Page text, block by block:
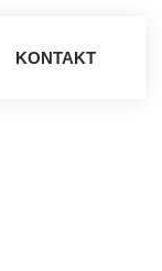
KONTAKT